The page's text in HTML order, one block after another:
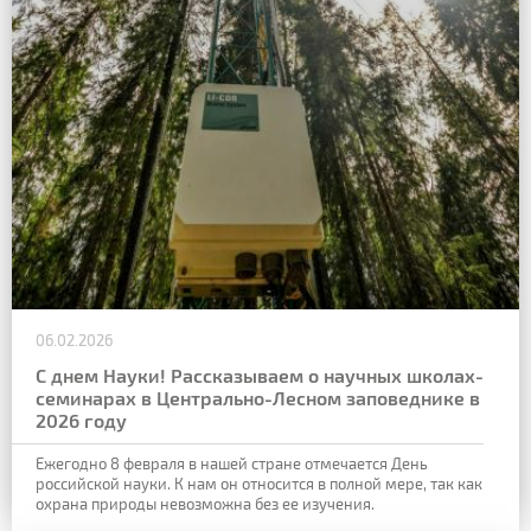
06.02.2026
С днем Науки! Рассказываем о научных школах-
семинарах в Центрально-Лесном заповеднике в
2026 году
Ежегодно 8 февраля в нашей стране отмечается День
российской науки. К нам он относится в полной мере, так как
охрана природы невозможна без ее изучения.